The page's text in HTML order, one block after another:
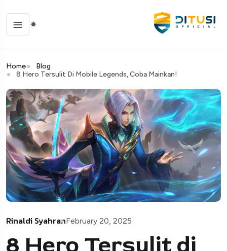
Home
Blog
8 Hero Tersulit Di Mobile Legends, Coba Mainkan!
Rinaldi SyahranFebruary 20, 2025
8 Hero Tersulit di